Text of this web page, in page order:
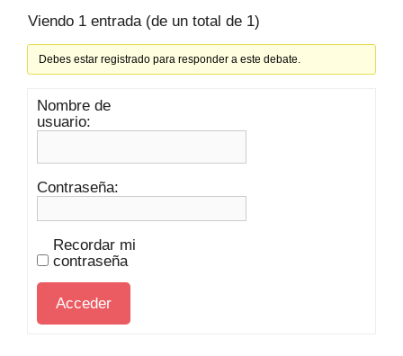
Viendo 1 entrada (de un total de 1)
Debes estar registrado para responder a este debate.
Nombre de
usuario:
Contraseña:
Recordar mi
contraseña
Acceder